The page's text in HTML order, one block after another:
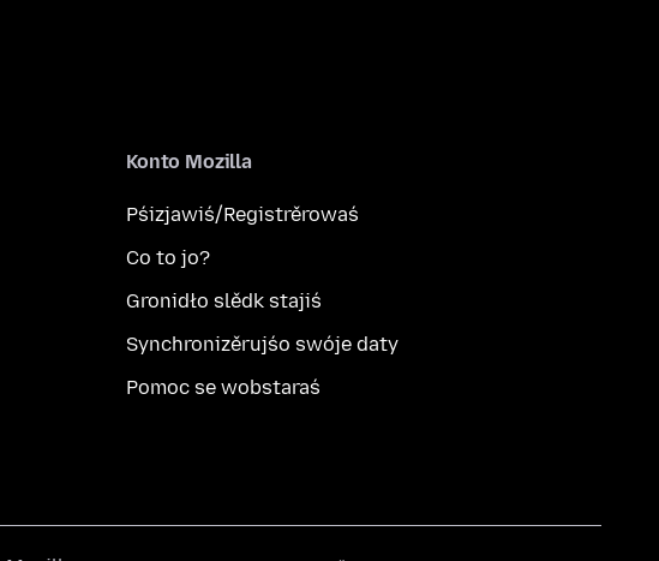
Konto Mozilla
Pśizjawiś/Registrěrowaś
Co to jo?
Gronidło slědk stajiś
Synchronizěrujśo swóje daty
Pomoc se wobstaraś